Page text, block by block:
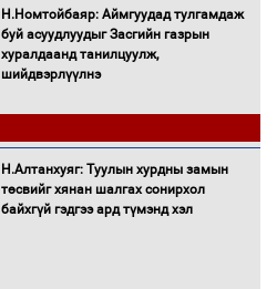
Н.Номтойбаяр: Аймгуудад тулгамдаж
буй асуудлуудыг Засгийн газрын
хуралдаанд танилцуулж,
шийдвэрлүүлнэ
эрэгтэйчүүдийн волейболын тэмцээнд
оролцож байгаа баг тамирчдад
амжилт хүслээ
Н.Алтанхуяг: Туулын хурдны замын
төсвийг хянан шалгах сонирхол
байхгүй гэдгээ ард түмэнд хэл